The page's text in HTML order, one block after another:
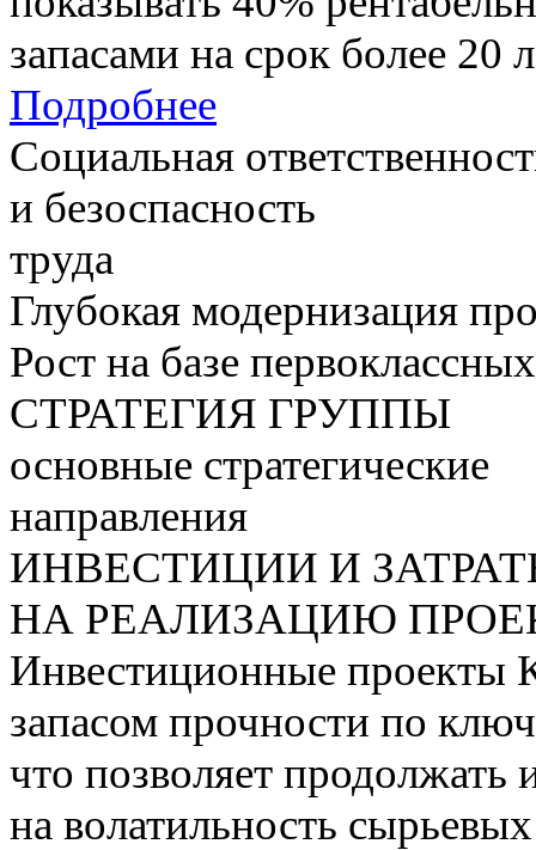
запасами на срок более 20
Подробнее
Социальная
и безоспасность
труда
Глубокая модернизация
Рост на базе
СТРАТЕГИЯ ГРУППЫ
основные стратегические
направления
ИНВЕСТИЦИИ И
НА РЕАЛИЗАЦИЮ
Инвестиционные проекты
запасом прочности по
что позволяет продолжать
на волатильность